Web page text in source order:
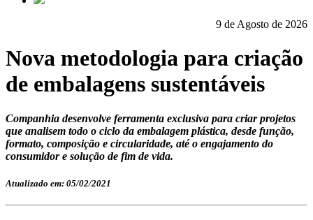
9 de Agosto de 2026
Nova metodologia para criação
de embalagens sustentáveis
Companhia desenvolve ferramenta exclusiva para criar projetos
que analisem todo o ciclo da embalagem plástica, desde função,
formato, composição e circularidade, até o engajamento do
consumidor e solução de fim de vida.
Atualizado em: 05/02/2021